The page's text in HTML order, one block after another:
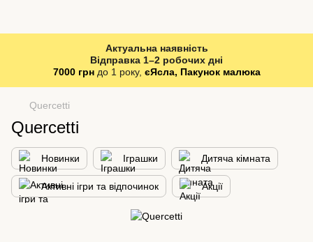
Актуальна наявність
Відправка 1–2 робочих дні
7000 грндо 1 року, єЯсла, Пакунок малюка
Quercetti
Quercetti
Новинки Іграшки Дитяча кімната
Активні ігри та відпочинок Акції